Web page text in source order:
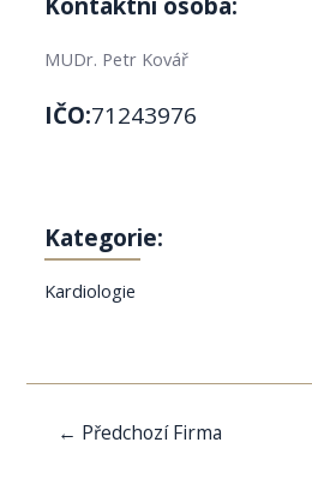
MUDr. Petr Kovář
IČO:71243976
Kategorie:
Kardiologie
Navigace
← Předchozí Firma